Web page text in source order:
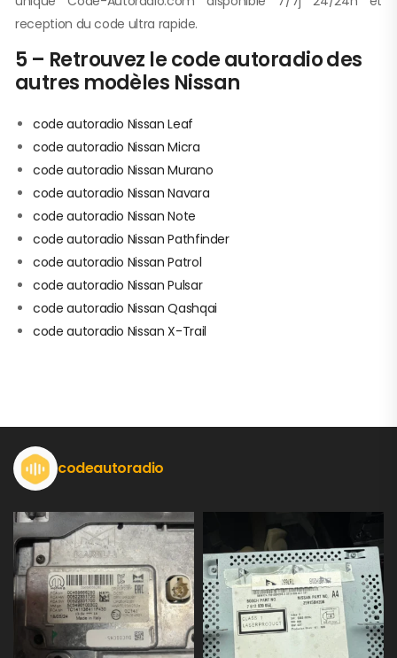
reception du code ultra rapide.
5 – Retrouvez le code autoradio des
autres modèles Nissan
code autoradio Nissan Leaf
code autoradio Nissan Micra
code autoradio Nissan Murano
code autoradio Nissan Navara
code autoradio Nissan Note
code autoradio Nissan Pathfinder
code autoradio Nissan Patrol
code autoradio Nissan Pulsar
code autoradio Nissan Qashqai
code autoradio Nissan X-Trail
codeautoradio